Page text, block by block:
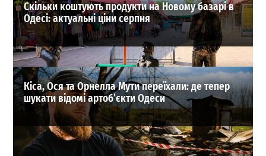
Скільки коштують продукти на Новому базарі в
Одесі: актуальні ціни серпня
Кіса, Ося та Орнелла Мути переїхали: де тепер
шукати відомі артоб’єкти Одеси